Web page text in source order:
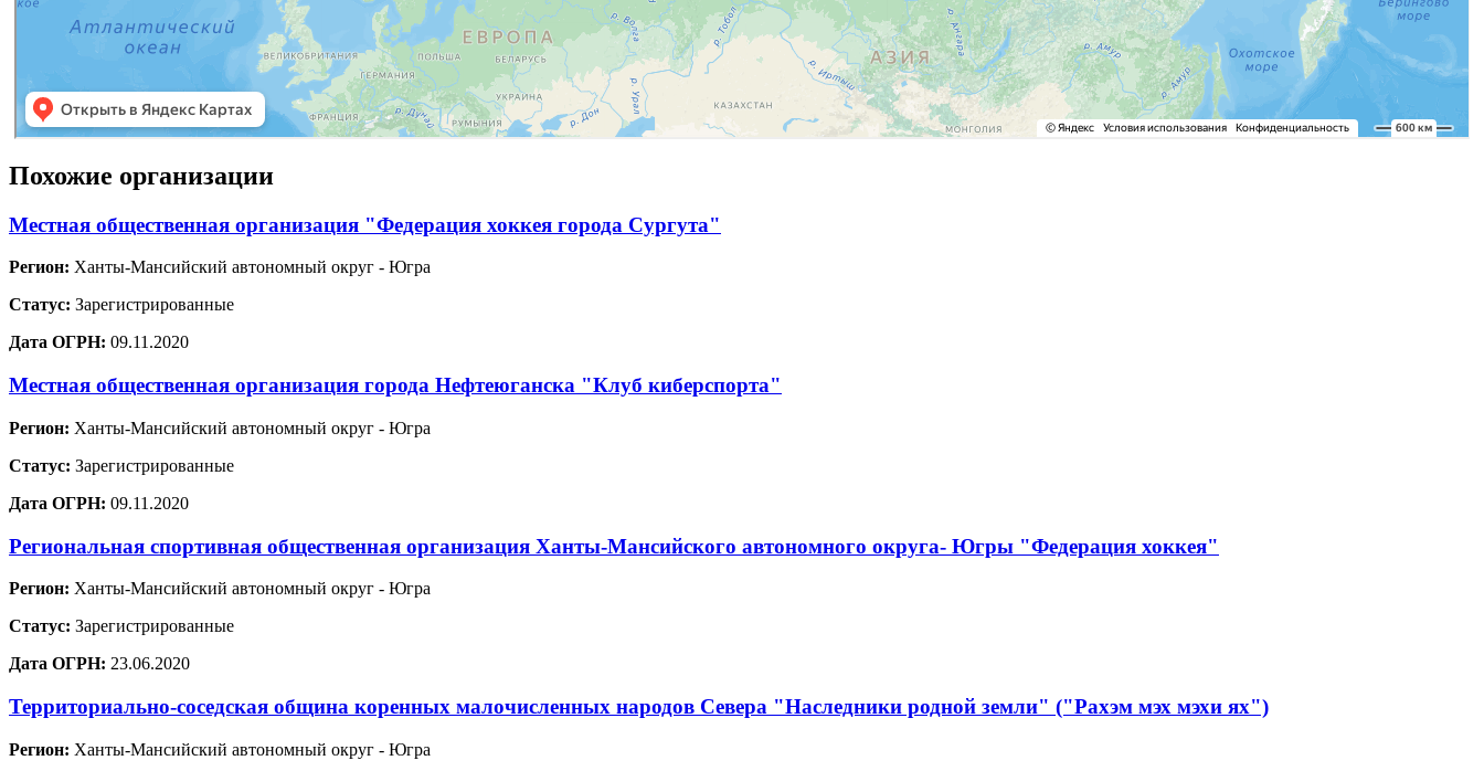
Похожие организации
Местная общественная организация "Федерация хоккея города Сургута"
Регион: Ханты-Мансийский автономный округ - Югра
Статус: Зарегистрированные
Дата ОГРН: 09.11.2020
Местная общественная организация города Нефтеюганска "Клуб киберспорта"
Регион: Ханты-Мансийский автономный округ - Югра
Статус: Зарегистрированные
Дата ОГРН: 09.11.2020
Региональная спортивная общественная организация Ханты-Мансийского автономного округа- Югры "Федерация хоккея"
Регион: Ханты-Мансийский автономный округ - Югра
Статус: Зарегистрированные
Дата ОГРН: 23.06.2020
Территориально-соседская община коренных малочисленных народов Севера "Наследники родной земли" ("Рахэм мэх мэхи ях")
Регион: Ханты-Мансийский автономный округ - Югра